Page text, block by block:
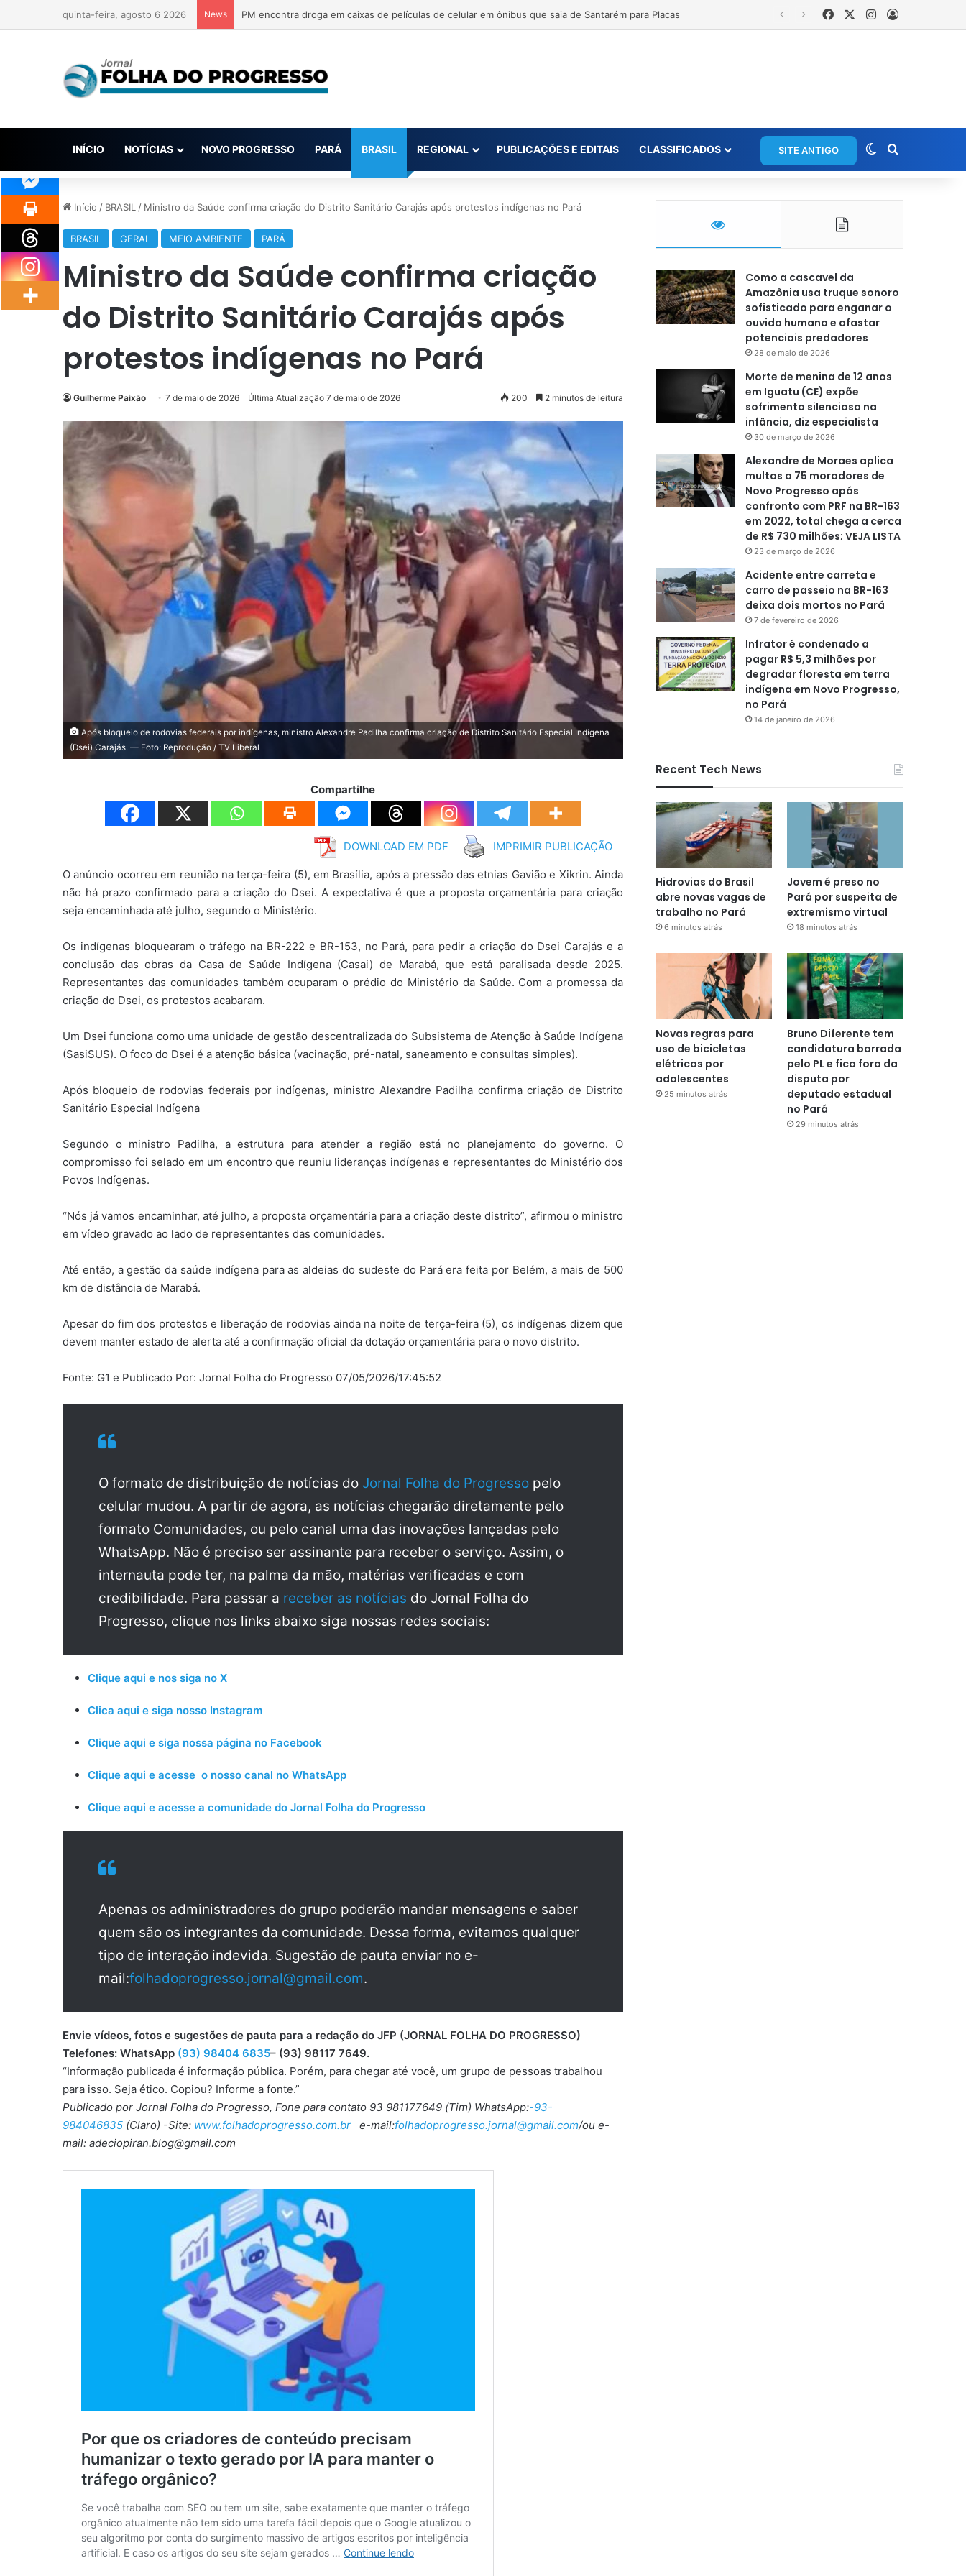
quinta-feira, agosto 6 2026 News Hidrovias do Brasil abre novas vagas de trabalho no Pará FacebookInstagram
INÍCIO NOTÍCIAS NOVO PROGRESSO PARÁ BRASIL REGIONAL PUBLICAÇÕES E EDITAIS CLASSIFICADOS SITE ANTIGO Switch skin
Início / BRASIL / Ministro da Saúde confirma criação do Distrito Sanitário Carajás após protestos indígenas no Pará
BRASIL GERAL MEIO AMBIENTE PARÁ
Ministro da Saúde confirma criação
do Distrito Sanitário Carajás após
protestos indígenas no Pará
Guilherme Paixão 7 de maio de 2026 Última Atualização 7 de maio de 2026 200 2 minutos de leitura
Após bloqueio de rodovias federais por indígenas, ministro Alexandre Padilha confirma criação de Distrito Sanitário Especial Indígena
(Dsei) Carajás. — Foto: Reprodução / TV Liberal
Compartilhe
DOWNLOAD EM PDF IMPRIMIR PUBLICAÇÃO
O anúncio ocorreu em reunião na terça-feira (5), em Brasília, após a pressão das etnias Gavião e Xikrin. Ainda
não há prazo confirmado para a criação do Dsei. A expectativa é que a proposta orçamentária para criação
seja encaminhada até julho, segundo o Ministério.
Os indígenas bloquearam o tráfego na BR-222 e BR-153, no Pará, para pedir a criação do Dsei Carajás e a
conclusão das obras da Casa de Saúde Indígena (Casai) de Marabá, que está paralisada desde 2025.
Representantes das comunidades também ocuparam o prédio do Ministério da Saúde. Com a promessa da
criação do Dsei, os protestos acabaram.
Um Dsei funciona como uma unidade de gestão descentralizada do Subsistema de Atenção à Saúde Indígena
(SasiSUS). O foco do Dsei é a atenção básica (vacinação, pré-natal, saneamento e consultas simples).
Após bloqueio de rodovias federais por indígenas, ministro Alexandre Padilha confirma criação de Distrito
Sanitário Especial Indígena
Segundo o ministro Padilha, a estrutura para atender a região está no planejamento do governo. O
compromisso foi selado em um encontro que reuniu lideranças indígenas e representantes do Ministério dos
Povos Indígenas.
“Nós já vamos encaminhar, até julho, a proposta orçamentária para a criação deste distrito”, afirmou o ministro
em vídeo gravado ao lado de representantes das comunidades.
Até então, a gestão da saúde indígena para as aldeias do sudeste do Pará era feita por Belém, a mais de 500
km de distância de Marabá.
Apesar do fim dos protestos e liberação de rodovias ainda na noite de terça-feira (5), os indígenas dizem que
devem manter estado de alerta até a confirmação oficial da dotação orçamentária para o novo distrito.
Fonte: G1 e Publicado Por: Jornal Folha do Progresso 07/05/2026/17:45:52
O formato de distribuição de notícias do Jornal Folha do Progresso pelo
celular mudou. A partir de agora, as notícias chegarão diretamente pelo
formato Comunidades, ou pelo canal uma das inovações lançadas pelo
WhatsApp. Não é preciso ser assinante para receber o serviço. Assim, o
internauta pode ter, na palma da mão, matérias verificadas e com
credibilidade. Para passar a receber as notícias do Jornal Folha do
Progresso, clique nos links abaixo siga nossas redes sociais:
Clique aqui e nos siga no X
Clica aqui e siga nosso Instagram
Clique aqui e siga nossa página no Facebook
Clique aqui e acesse o nosso canal no WhatsApp
Clique aqui e acesse a comunidade do Jornal Folha do Progresso
Apenas os administradores do grupo poderão mandar mensagens e saber
quem são os integrantes da comunidade. Dessa forma, evitamos qualquer
tipo de interação indevida. Sugestão de pauta enviar no e-
mail:folhadoprogresso.jornal@gmail.com.
Envie vídeos, fotos e sugestões de pauta para a redação do JFP (JORNAL FOLHA DO PROGRESSO)
Telefones: WhatsApp (93) 98404 6835– (93) 98117 7649.
“Informação publicada é informação pública. Porém, para chegar até você, um grupo de pessoas trabalhou
para isso. Seja ético. Copiou? Informe a fonte.”
Publicado por Jornal Folha do Progresso, Fone para contato 93 981177649 (Tim) WhatsApp:-93-
984046835 (Claro) -Site: www.folhadoprogresso.com.br e-mail:folhadoprogresso.jornal@gmail.com/ou e-
mail: adeciopiran.blog@gmail.com
Como a cascavel da
Amazônia usa truque sonoro
sofisticado para enganar o
ouvido humano e afastar
potenciais predadores
28 de maio de 2026
Morte de menina de 12 anos
em Iguatu (CE) expõe
sofrimento silencioso na
infância, diz especialista
30 de março de 2026
Alexandre de Moraes aplica
multas a 75 moradores de
Novo Progresso após
confronto com PRF na BR-163
em 2022, total chega a cerca
de R$ 730 milhões; VEJA LISTA
23 de março de 2026
Acidente entre carreta e
carro de passeio na BR-163
deixa dois mortos no Pará
7 de fevereiro de 2026
Infrator é condenado a
pagar R$ 5,3 milhões por
degradar floresta em terra
indígena em Novo Progresso,
no Pará
14 de janeiro de 2026
Recent Tech News
Hidrovias do Brasil
abre novas vagas de
trabalho no Pará
6 minutos atrás
Jovem é preso no
Pará por suspeita de
extremismo virtual
18 minutos atrás
Novas regras para
uso de bicicletas
elétricas por
adolescentes
25 minutos atrás
Bruno Diferente tem
candidatura barrada
pelo PL e fica fora da
disputa por
deputado estadual
no Pará
29 minutos atrás